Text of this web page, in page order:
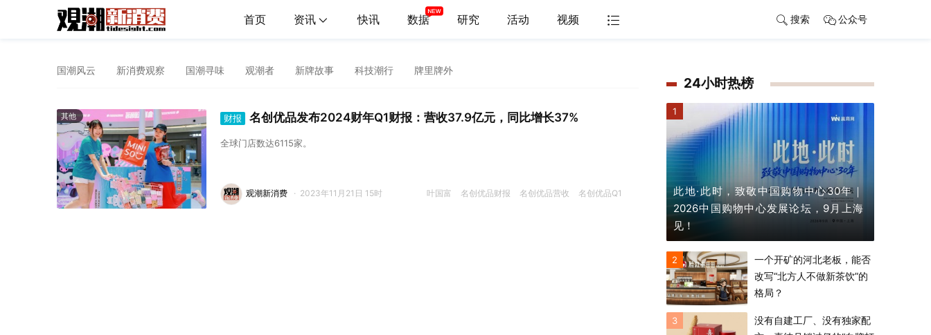
首页 资讯 快讯 数据 研究 活动 视频 搜索 公众号
国潮风云 新消费观察 国潮寻味 观潮者 新牌故事 科技潮行 牌里牌外
其他 财报 名创优品发布2024财年Q1财报：营收37.9亿元，同比增长37%
全球门店数达6115家。
叶国富 名创优品财报 名创优品营收 名创优品Q1
观潮新消费 · 2023年11月21日 15时
24小时热榜
1
此地·此时，致敬中国购物中心30年｜
2026中国购物中心发展论坛，9月上海
见！
2
一个开矿的河北老板，能否
改写“北方人不做新茶饮”的
格局？
3
没有自建工厂、没有独家配